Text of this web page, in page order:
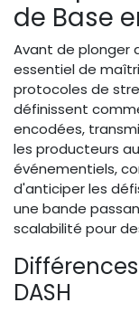
de Base
Avant de plonger
essentiel de
protocoles de
définissent
encodées,
les producteurs
événementiels,
d'anticiper les
une bande
scalabilité pour
Différences
DASH